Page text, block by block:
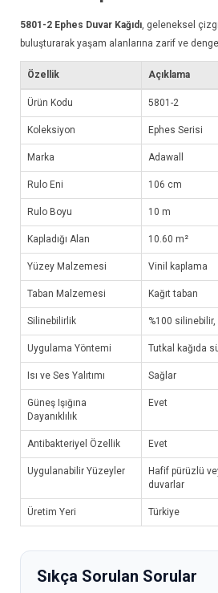
5801-2 Ephes Duvar Kağıdı , geleneksel
buluşturarak yaşam alanlarına zarif ve
Özellik Açıklama
Ürün Kodu 5801-2
Koleksiyon Ephes Serisi
Marka Adawall
Rulo Eni 106 cm
Rulo Boyu 10 m
Kapladığı Alan 10.60 m²
Yüzey Malzemesi Vinil kaplama
Taban Malzemesi Kağıt taban
Silinebilirlik %100
Uygulama Yöntemi Tutkal kağıda
Isı ve Ses Yalıtımı Sağlar
Güneş Işığına
Dayanıklılık
Evet
Antibakteriyel Özellik Evet
Uygulanabilir Yüzeyler
Hafif pürüzlü
duvarlar
Üretim Yeri Türkiye
Sıkça Sorulan Sorular